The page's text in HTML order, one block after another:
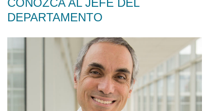
CONOZCA AL JEFE DEL
DEPARTAMENTO